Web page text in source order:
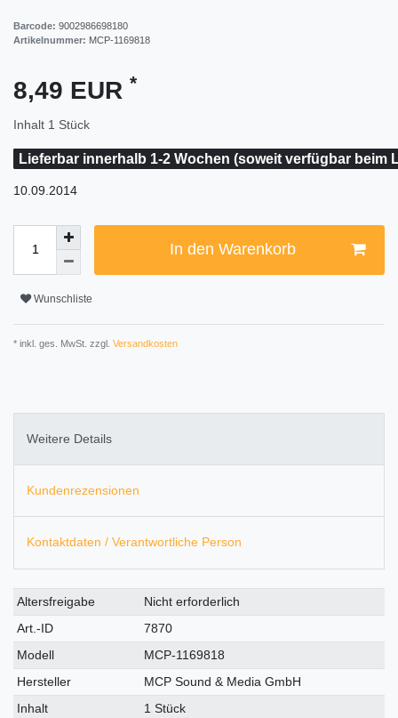
Barcode: 9002986698180
Artikelnummer: MCP-1169818
8,49 EUR *
Inhalt 1 Stück
Lieferbar innerhalb 1-2 Wochen (soweit verfügbar beim
10.09.2014
In den Warenkorb
Wunschliste
* inkl. ges. MwSt. zzgl. Versandkosten
Weitere Details
Kundenrezensionen
Kontaktdaten / Verantwortliche Person
Technisches
Merkmal
Wert
Altersfreigabe
Nicht erforderlich
Art.-ID
7870
Modell
MCP-1169818
Hersteller
MCP Sound & Media GmbH
Inhalt
1 Stück